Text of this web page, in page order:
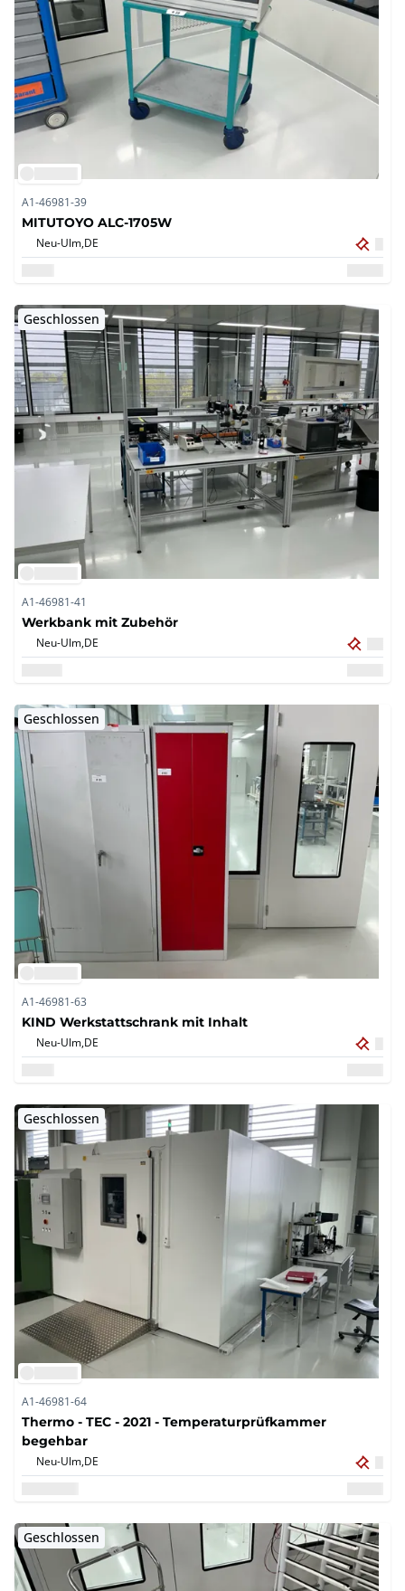
A1-46981-39
MITUTOYO ALC-1705W
Neu-Ulm,DE
Geschlossen
A1-46981-41
Werkbank mit Zubehör
Neu-Ulm,DE
Geschlossen
A1-46981-63
KIND Werkstattschrank mit Inhalt
Neu-Ulm,DE
Geschlossen
A1-46981-64
Thermo - TEC - 2021 - Temperaturprüfkammer
begehbar
Neu-Ulm,DE
Geschlossen